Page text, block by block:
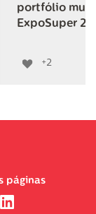
portfólio
ExpoSuper
+2
páginas